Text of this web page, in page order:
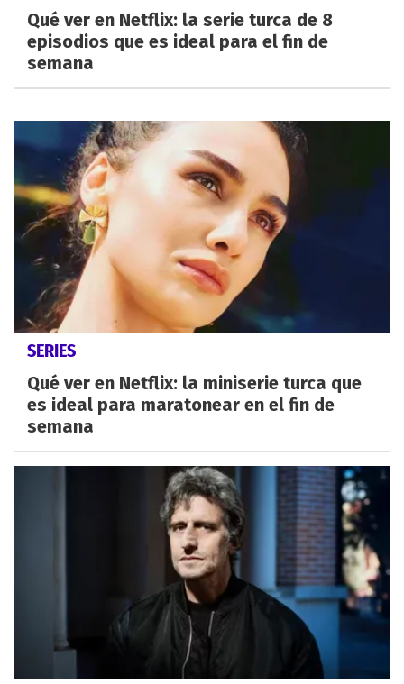
Qué ver en Netflix: la serie turca de 8
episodios que es ideal para el fin de
semana
SERIES
Qué ver en Netflix: la miniserie turca que
es ideal para maratonear en el fin de
semana